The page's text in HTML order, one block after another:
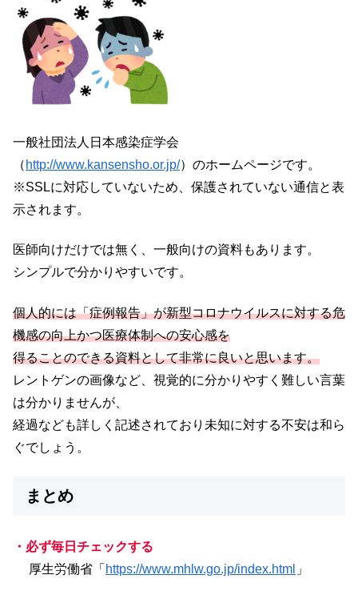
一般社団法人日本感染症学会
（ http://www.kansensho.or.jp/）のホームページです。
※SSLに対応していないため、保護されていない通信と表
示されます。
医師向けだけでは無く、一般向けの資料もあります。
シンプルで分かりやすいです。
個人的には「症例報告」が新型コロナウイルスに対する危
機感の向上かつ医療体制への安心感を
得ることのできる資料として非常に良いと思います。
レントゲンの画像など、視覚的に分かりやすく難しい言葉
は分かりませんが、
経過なども詳しく記述されており未知に対する不安は和ら
ぐでしょう。
まとめ
・必ず毎日チェックする
厚生労働省「 https://www.mhlw.go.jp/index.html 」